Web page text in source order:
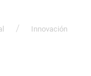
Innovación